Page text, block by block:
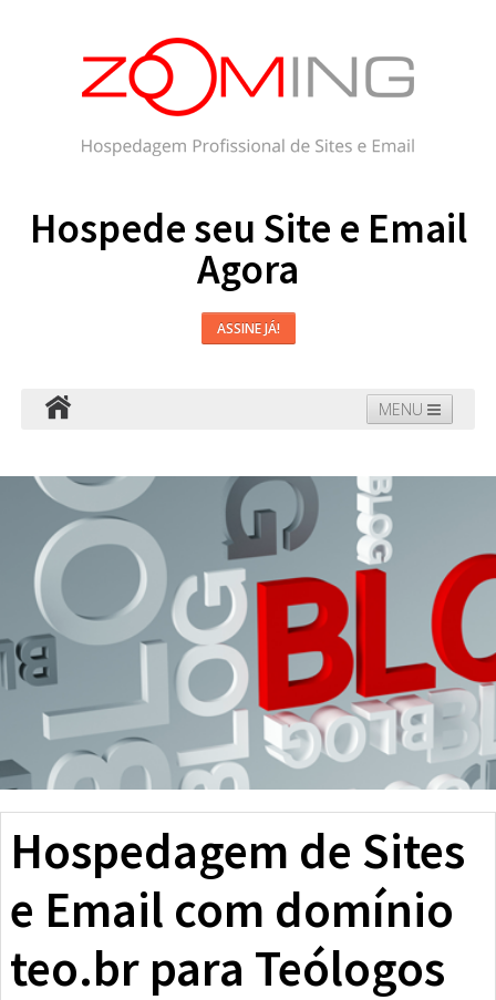
Hospede seu Site e Email
Agora
ASSINE JÁ!
MENU
Domínios Blog Suporte
Hospedagem de Sites
e Email com domínio
teo.br para Teólogos